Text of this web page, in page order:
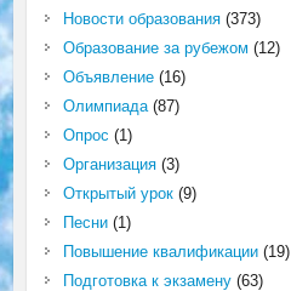
Новости образования(373)
Образование за рубежом (12)
Объявление(16)
Олимпиада(87)
Опрос (1)
Организация(3)
Открытый урок(9)
Песни(1)
Повышение квалификации(19)
Подготовка к экзамену(63)